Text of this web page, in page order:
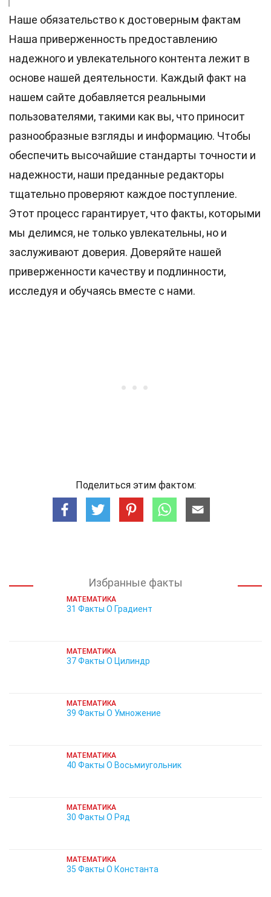
Наше обязательство к достоверным фактам
Наша приверженность предоставлению
надежного и увлекательного контента лежит в
основе нашей деятельности. Каждый факт на
нашем сайте добавляется реальными
пользователями, такими как вы, что приносит
разнообразные взгляды и информацию. Чтобы
обеспечить высочайшие стандарты точности и
надежности, наши преданные редакторы
тщательно проверяют каждое поступление.
Этот процесс гарантирует, что факты, которыми
мы делимся, не только увлекательны, но и
заслуживают доверия. Доверяйте нашей
приверженности качеству и подлинности,
исследуя и обучаясь вместе с нами.
Поделиться этим фактом:
Избранные факты
МАТЕМАТИКА
31 Факты О Градиент
МАТЕМАТИКА
37 Факты О Цилиндр
МАТЕМАТИКА
39 Факты О Умножение
МАТЕМАТИКА
40 Факты О Восьмиугольник
МАТЕМАТИКА
30 Факты О Ряд
МАТЕМАТИКА
35 Факты О Константа